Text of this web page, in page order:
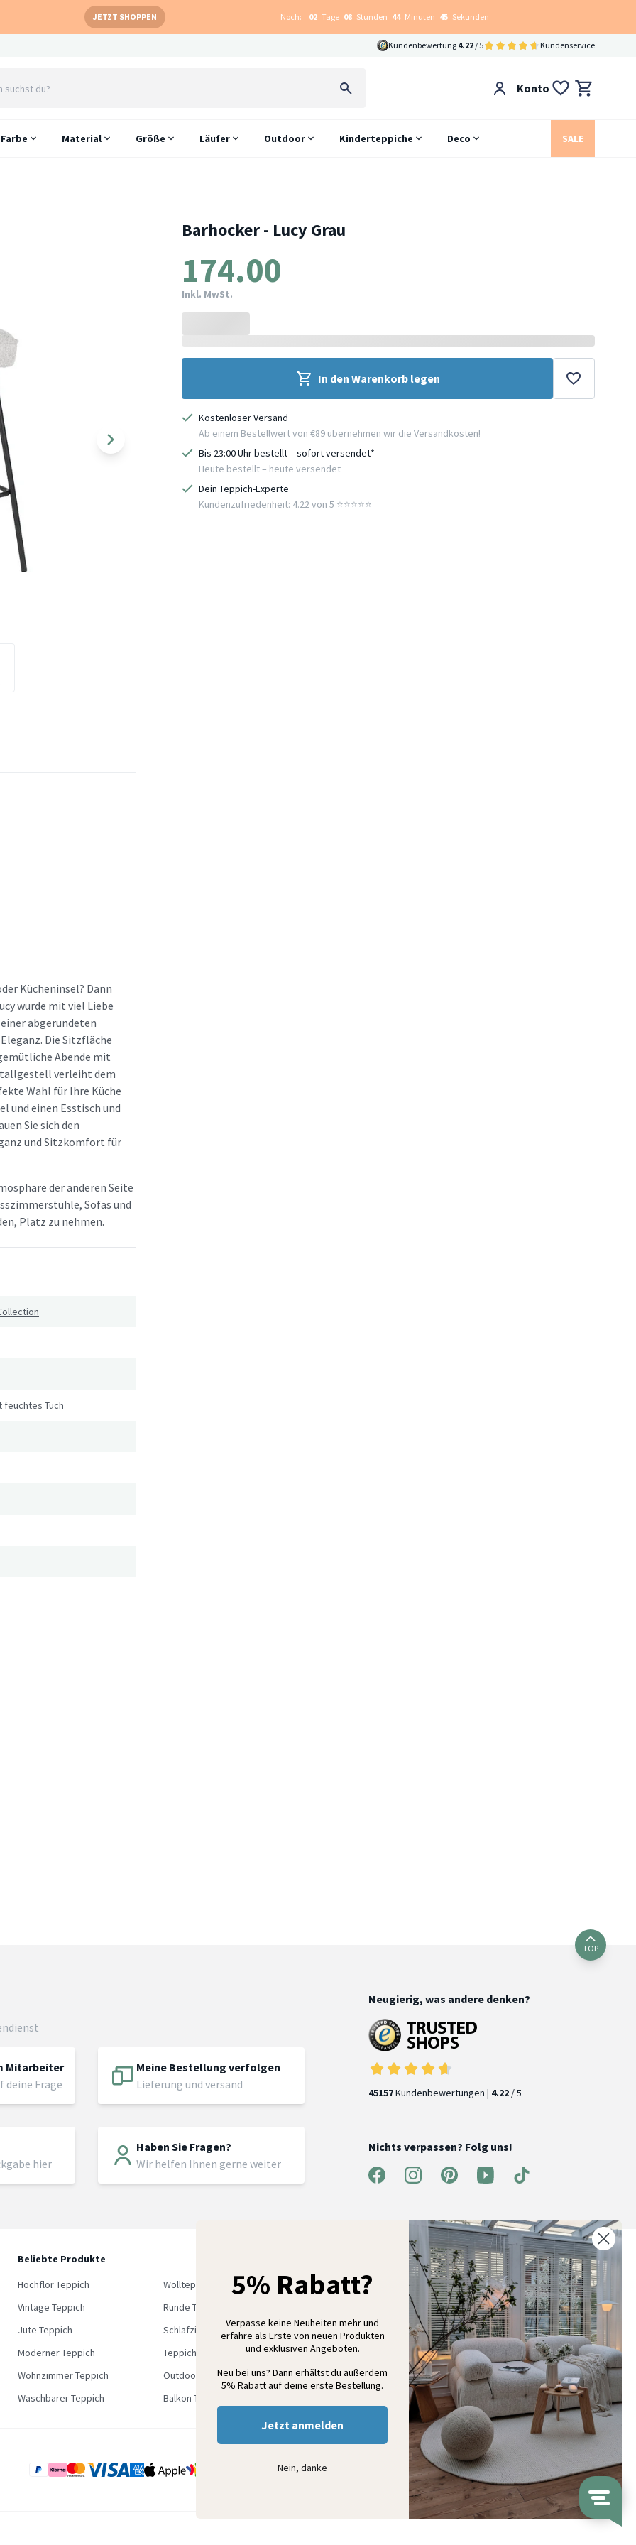
JETZT SHOPPEN Noch: 02 Tage 08 Stunden 44 Minuten 44 Sekunden
Kundenbewertung 4.22 / 5 Kundenservice
Konto
Farbe Material Größe Läufer Outdoor Kinderteppiche Deco SALE
Barhocker - Lucy Grau
174.00
Inkl. MwSt.
In den Warenkorb legen
Kostenloser Versand
Ab einem Bestellwert von €89 übernehmen wir die Versandkosten!
Bis 23:00 Uhr bestellt – sofort versendet*
Heute bestellt – heute versendet
Dein Teppich-Experte
Kundenzufriedenheit: 4.22 von 5 ⭐️⭐️⭐️⭐️⭐️
Kücheninsel? Dann
wurde mit viel Liebe
abgerundeten
Die Sitzfläche
Abende mit
verleiht dem
Wahl für Ihre Küche
und einen Esstisch und
Sie sich den
und Sitzkomfort für
der anderen Seite
Sofas und
Platz zu nehmen.
feuchtes Tuch
TOP
Mitarbeiter
Frage
Meine Bestellung verfolgen
Lieferung und versand
hier
Haben Sie Fragen?
Wir helfen Ihnen gerne weiter
Neugierig, was andere denken?
45157Kundenbewertungen | 4.22 / 5
Nichts verpassen? Folg uns!
Beliebte Produkte
Hochflor Teppich
Wollteppich
Vintage Teppich
Runde Teppich
Jute Teppich
Schlafzimmer Teppich
Moderner Teppich
Teppich Outlet
Wohnzimmer Teppich
Outdoor Teppich
Waschbarer Teppich
Balkon Teppich
5% Rabatt auf deine erste Bestellung
Melde dich für unseren Newsletter an und entdecke neue
Kollektionen, Angebote und Wohnideen als Erstes
Anmelden
5% Rabatt?
Verpasse keine Neuheiten mehr und
erfahre als Erste von neuen Produkten
und exklusiven Angeboten.
Neu bei uns? Dann erhältst du außerdem
5% Rabatt auf deine erste Bestellung.
Jetzt anmelden
Nein, danke